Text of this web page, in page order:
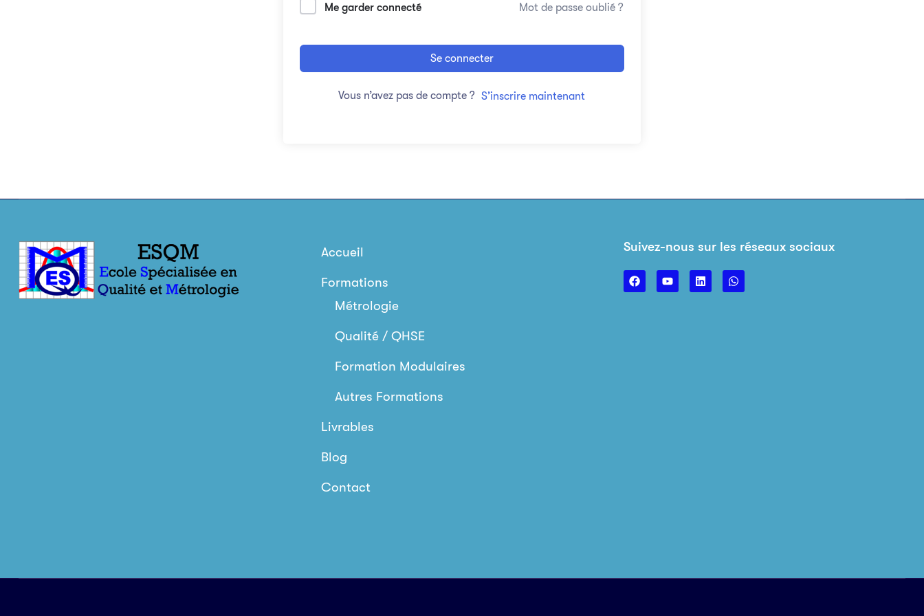
Me garder connecté Mot de passe oublié ?
Se connecter
Vous n’avez pas de compte ? S’inscrire maintenant
Accueil
Formations
Métrologie
Qualité / QHSE
Formation Modulaires
Autres Formations
Livrables
Blog
Contact
Suivez-nous sur les réseaux sociaux